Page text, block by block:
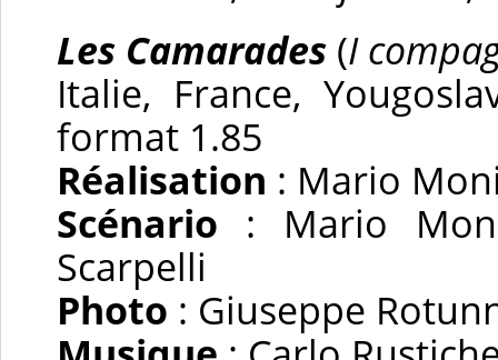
Les Camarades (I
Italie, France,
format 1.85
Réalisation : Mario
Scénario : Mario
Scarpelli
Photo : Giuseppe